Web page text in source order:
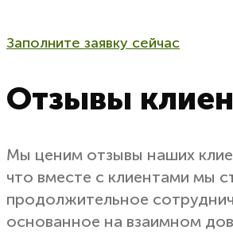
Заполните заявку сейчас
Отзывы
Мы ценим отзывы наших
что вместе с клиентами мы
продолжительное
основанное на взаимном